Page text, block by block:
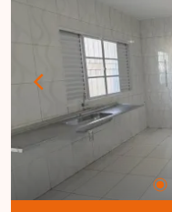
favorecem a
ou comerciais,
oportunidade para
construir em uma
excelente
bem localizado no
uma visita e
deste imóvel.